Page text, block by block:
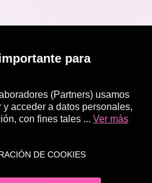
para
(Partners) usamos
acceder a datos personales,
con fines tales ... Ver más
DE COOKIES